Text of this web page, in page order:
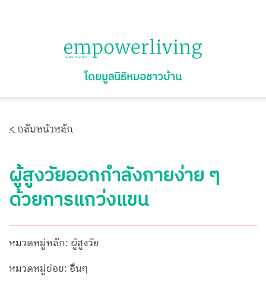
โดยมูลนิธิหมอชาวบ้าน
< กลับหน้าหลัก
ผู้สูงวัยออกกำลังกายง่าย ๆ
ด้วยการแกว่งแขน
หมวดหมู่หลัก: ผู้สูงวัย
หมวดหมู่ย่อย: อื่นๆ